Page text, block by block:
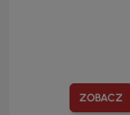
ZOBACZ